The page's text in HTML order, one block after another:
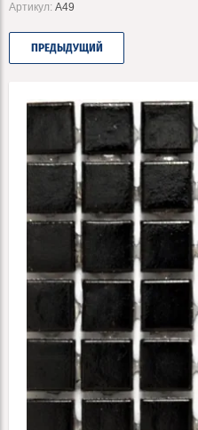
Артикул: A49
ПРЕДЫДУЩИЙ